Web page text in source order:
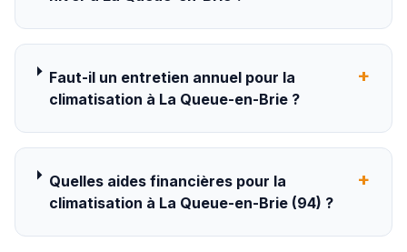
Faut-il un entretien annuel pour la
climatisation à La Queue-en-Brie ?
+
Quelles aides financières pour la
climatisation à La Queue-en-Brie (94) ?
+